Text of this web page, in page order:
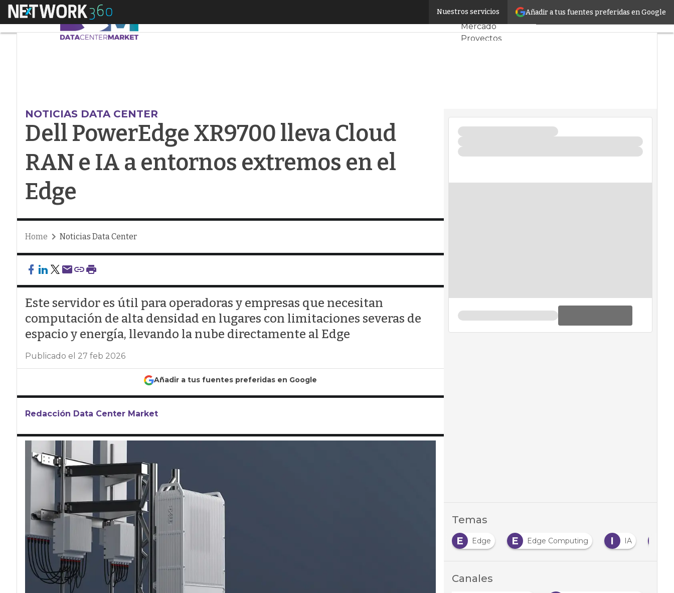
Añadir a tus fuentes preferidas en Google
Nuestros servicios
Menú Dell PowerEdge XR9700 lleva Cloud RAN e IA a entornos extremos en el EdgeServidores CPD y
Mercado
Proyectos
Artificial
NOTICIAS DATA CENTER
Dell PowerEdge XR9700 lleva Cloud
RAN e IA a entornos extremos en el
Edge
Home Noticias Data Center
Este servidor es útil para operadoras y empresas que necesitan
computación de alta densidad en lugares con limitaciones severas de
espacio y energía, llevando la nube directamente al Edge
Publicado el 27 feb 2026
Añadir a tus fuentes preferidas en Google
Redacción Data Center Market
Temas
E Edge E Edge Computing I IA
Canales